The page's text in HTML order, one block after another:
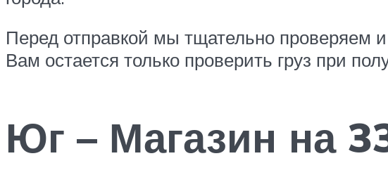
Перед отправкой мы тщательно проверяем
Вам остается только проверить груз при
Юг – Магазин на